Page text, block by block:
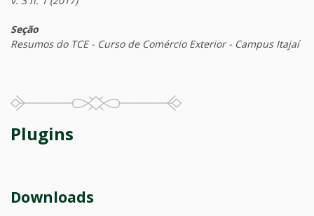
Seção
Resumos do TCE - Curso de Comércio Exterior - Campus Itajaí
Plugins
Downloads